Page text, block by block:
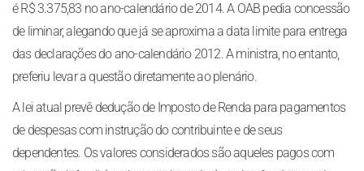
é R$ 3.375,83 no ano-calendário de 2014. A OAB pedia concessão
de liminar, alegando que já se aproxima a data limite para entrega
das declarações do ano-calendário 2012. A ministra, no entanto,
preferiu levar a questão diretamente ao plenário.
A lei atual prevê dedução de Imposto de Renda para pagamentos
de despesas com instrução do contribuinte e de seus
dependentes. Os valores considerados são aqueles pagos com